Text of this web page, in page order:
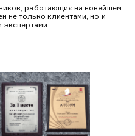
работающих на новейшем
не только клиентами, но и
экспертами.